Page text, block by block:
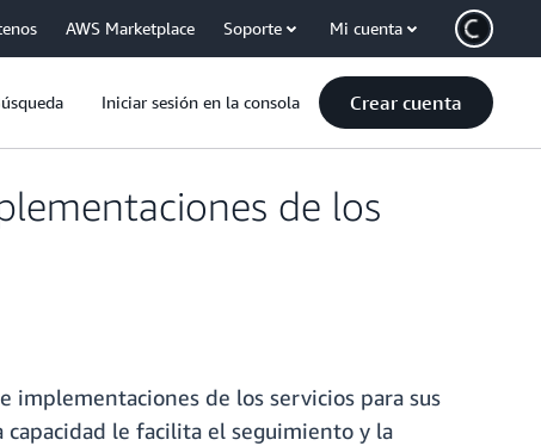
AWS Marketplace Soporte Mi cuenta
Iniciar sesión en la consola Crear cuenta
de los
de los servicios para sus
capacidad le facilita el seguimiento y la